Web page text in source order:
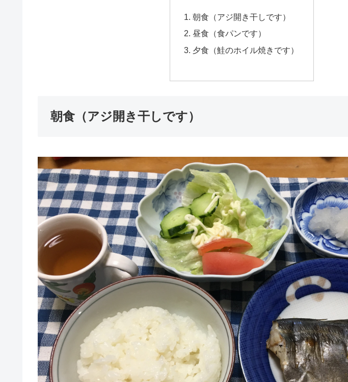
朝食（アジ開き干しです）
昼食（食パンです）
夕食（鮭のホイル焼きです）
朝食（アジ開き干しです）